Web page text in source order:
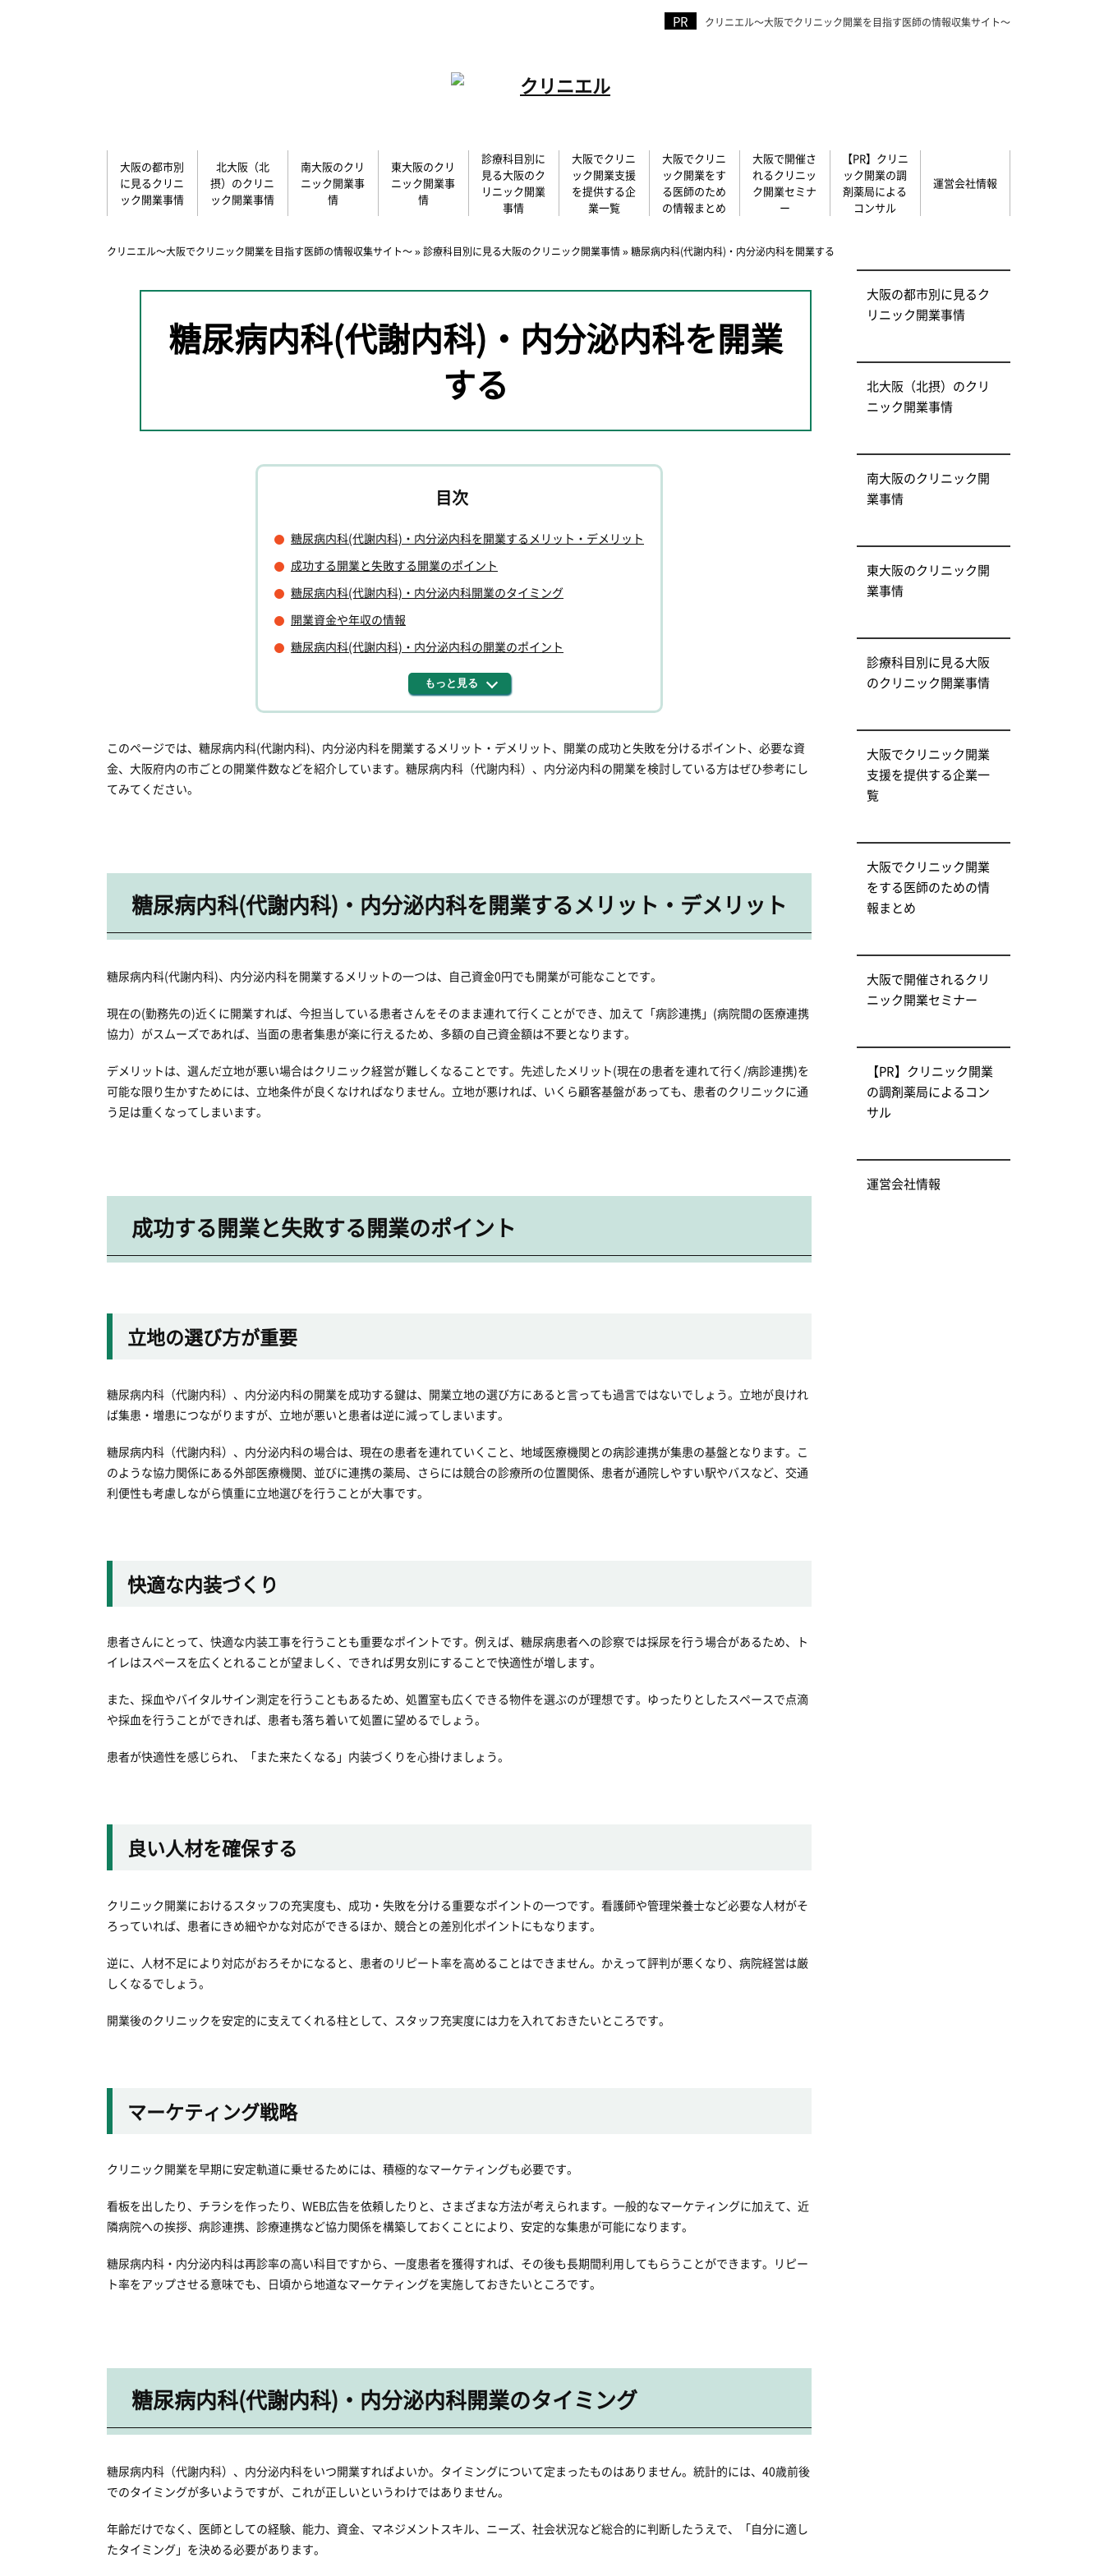
クリニエル～大阪でクリニック開業を目指す医師の情報収集サイト～
大阪の都市別
に見るクリニ
ック開業事情
北大阪（北
摂）のクリニ
ック開業事情
南大阪のクリ
ニック開業事
情
東大阪のクリ
ニック開業事
情
診療科目別に
見る大阪のク
リニック開業
事情
大阪でクリニ
ック開業支援
を提供する企
業一覧
大阪でクリニ
ック開業をす
る医師のため
の情報まとめ
大阪で開催さ
れるクリニッ
ク開業セミナ
ー
【PR】クリニ
ック開業の調
剤薬局による
コンサル
運営会社情報
クリニエル～大阪でクリニック開業を目指す医師の情報収集サイト～»診療科目別に見る大阪のクリニック開業事情»糖尿病内科(代謝内科)・内分泌内科を開業する
糖尿病内科(代謝内科)・内分泌内科を開業
する
糖尿病内科(代謝内科)・内分泌内科を開業するメリット・デメリット
成功する開業と失敗する開業のポイント
糖尿病内科(代謝内科)・内分泌内科開業のタイミング
開業資金や年収の情報
糖尿病内科(代謝内科)・内分泌内科の開業のポイント
もっと見る
このページでは、糖尿病内科(代謝内科)、内分泌内科を開業するメリット・デメリット、開業の成功と失敗を分けるポイント、必要な資
金、大阪府内の市ごとの開業件数などを紹介しています。糖尿病内科（代謝内科）、内分泌内科の開業を検討している方はぜひ参考にし
てみてください。
糖尿病内科(代謝内科)・内分泌内科を開業するメリット・デメリット
糖尿病内科(代謝内科)、内分泌内科を開業するメリットの一つは、自己資金0円でも開業が可能なことです。
現在の(勤務先の)近くに開業すれば、今担当している患者さんをそのまま連れて行くことができ、加えて「病診連携」(病院間の医療連携
協力）がスムーズであれば、当面の患者集患が楽に行えるため、多額の自己資金額は不要となります。
デメリットは、選んだ立地が悪い場合はクリニック経営が難しくなることです。先述したメリット(現在の患者を連れて行く/病診連携)を
可能な限り生かすためには、立地条件が良くなければなりません。立地が悪ければ、いくら顧客基盤があっても、患者のクリニックに通
う足は重くなってしまいます。
成功する開業と失敗する開業のポイント
立地の選び方が重要
糖尿病内科（代謝内科）、内分泌内科の開業を成功する鍵は、開業立地の選び方にあると言っても過言ではないでしょう。立地が良けれ
ば集患・増患につながりますが、立地が悪いと患者は逆に減ってしまいます。
糖尿病内科（代謝内科）、内分泌内科の場合は、現在の患者を連れていくこと、地域医療機関との病診連携が集患の基盤となります。こ
のような協力関係にある外部医療機関、並びに連携の薬局、さらには競合の診療所の位置関係、患者が通院しやすい駅やバスなど、交通
利便性も考慮しながら慎重に立地選びを行うことが大事です。
快適な内装づくり
患者さんにとって、快適な内装工事を行うことも重要なポイントです。例えば、糖尿病患者への診察では採尿を行う場合があるため、ト
イレはスペースを広くとれることが望ましく、できれば男女別にすることで快適性が増します。
また、採血やバイタルサイン測定を行うこともあるため、処置室も広くできる物件を選ぶのが理想です。ゆったりとしたスペースで点滴
や採血を行うことができれば、患者も落ち着いて処置に望めるでしょう。
患者が快適性を感じられ、「また来たくなる」内装づくりを心掛けましょう。
良い人材を確保する
クリニック開業におけるスタッフの充実度も、成功・失敗を分ける重要なポイントの一つです。看護師や管理栄養士など必要な人材がそ
ろっていれば、患者にきめ細やかな対応ができるほか、競合との差別化ポイントにもなります。
逆に、人材不足により対応がおろそかになると、患者のリピート率を高めることはできません。かえって評判が悪くなり、病院経営は厳
しくなるでしょう。
開業後のクリニックを安定的に支えてくれる柱として、スタッフ充実度には力を入れておきたいところです。
マーケティング戦略
クリニック開業を早期に安定軌道に乗せるためには、積極的なマーケティングも必要です。
看板を出したり、チラシを作ったり、WEB広告を依頼したりと、さまざまな方法が考えられます。一般的なマーケティングに加えて、近
隣病院への挨拶、病診連携、診療連携など協力関係を構築しておくことにより、安定的な集患が可能になります。
糖尿病内科・内分泌内科は再診率の高い科目ですから、一度患者を獲得すれば、その後も長期間利用してもらうことができます。リピー
ト率をアップさせる意味でも、日頃から地道なマーケティングを実施しておきたいところです。
糖尿病内科(代謝内科)・内分泌内科開業のタイミング
糖尿病内科（代謝内科）、内分泌内科をいつ開業すればよいか。タイミングについて定まったものはありません。統計的には、40歳前後
でのタイミングが多いようですが、これが正しいというわけではありません。
年齢だけでなく、医師としての経験、能力、資金、マネジメントスキル、ニーズ、社会状況など総合的に判断したうえで、「自分に適し
たタイミング」を決める必要があります。
大阪の都市別に見るク
リニック開業事情
北大阪（北摂）のクリ
ニック開業事情
南大阪のクリニック開
業事情
東大阪のクリニック開
業事情
診療科目別に見る大阪
のクリニック開業事情
大阪でクリニック開業
支援を提供する企業一
覧
大阪でクリニック開業
をする医師のための情
報まとめ
大阪で開催されるクリ
ニック開業セミナー
【PR】クリニック開業
の調剤薬局によるコン
サル
運営会社情報